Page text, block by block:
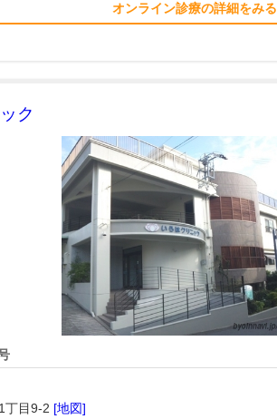
オンライン診療の詳細をみる
ク
丁目9-2 [地図]